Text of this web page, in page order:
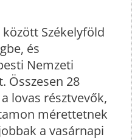
között Székelyföld
és
Nemzeti
Összesen 28
lovas résztvevők,
mérettetnek
a vasárnapi